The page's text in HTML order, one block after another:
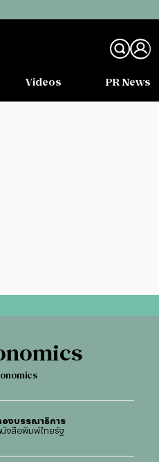
Videos PR News
องบรรณาธิการ
นังสือพิมพ์ไทยรัฐ